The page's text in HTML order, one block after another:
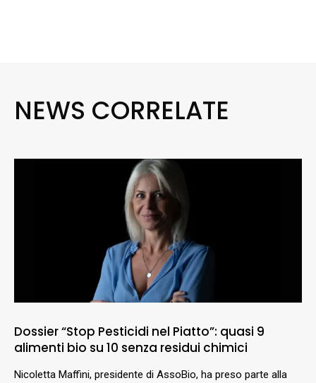
NEWS CORRELATE
Dossier “Stop Pesticidi nel Piatto”: quasi 9
alimenti bio su 10 senza residui chimici
Nicoletta Maffini, presidente di AssoBio, ha preso parte alla